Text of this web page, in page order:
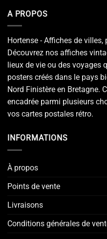
A PROPOS
Hortense - Affiches de
Découvrez nos affiches
lieux de vie ou des voyages
posters créés dans le pays
Nord Finistère en Bretagne.
encadrée parmi plusieurs
vos cartes postales rétro.
INFORMATIONS
À propos
Points de vente
Livraisons
Conditions générales de